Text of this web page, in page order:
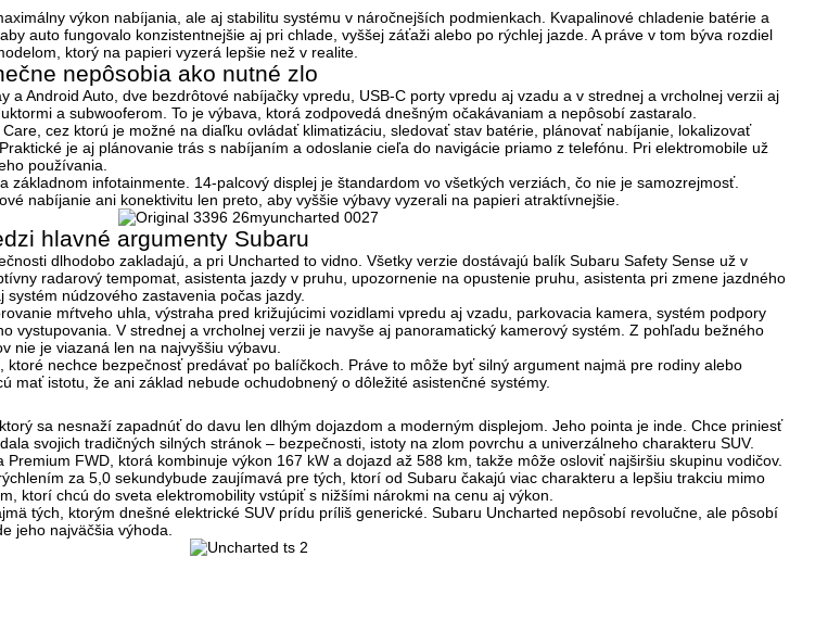
výkon nabíjania, ale aj stabilitu systému v náročnejších podmienkach. Kvapalinové chladenie batérie a
auto fungovalo konzistentnejšie aj pri chlade, vyššej záťaži alebo po rýchlej jazde. A práve v tom býva rozdiel
ktorý na papieri vyzerá lepšie než v realite.
nepôsobia ako nutné zlo
a Android Auto , dve bezdrôtové nabíjačky vpredu, USB-C porty vpredu aj vzadu a v strednej a vrcholnej verzii aj
a subwooferom . To je výbava, ktorá zodpovedá dnešným očakávaniam a nepôsobí zastaralo.
Care , cez ktorú je možné na diaľku ovládať klimatizáciu, sledovať stav batérie, plánovať nabíjanie, lokalizovať
je aj plánovanie trás s nabíjaním a odoslanie cieľa do navigácie priamo z telefónu. Pri elektromobile už
používania.
základnom infotainmente. 14-palcový displej je štandardom vo všetkých verziách , čo nie je samozrejmosť.
nabíjanie ani konektivitu len preto, aby vyššie výbavy vyzerali na papieri atraktívnejšie.
hlavné argumenty Subaru
dlhodobo zakladajú, a pri Uncharted to vidno. Všetky verzie dostávajú balík Subaru Safety Sense už v
radarový tempomat, asistenta jazdy v pruhu, upozornenie na opustenie pruhu, asistenta pri zmene jazdného
núdzového zastavenia počas jazdy.
mŕtveho uhla, výstraha pred križujúcimi vozidlami vpredu aj vzadu, parkovacia kamera, systém podpory
vystupovania . V strednej a vrcholnej verzii je navyše aj panoramatický kamerový systém . Z pohľadu bežného
nie je viazaná len na najvyššiu výbavu.
nechce bezpečnosť predávať po balíčkoch. Práve to môže byť silný argument najmä pre rodiny alebo
mať istotu, že ani základ nebude ochudobnený o dôležité asistenčné systémy.
sa nesnaží zapadnúť do davu len dlhým dojazdom a moderným displejom. Jeho pointa je inde. Chce priniesť
svojich tradičných silných stránok – bezpečnosti, istoty na zlom povrchu a univerzálneho charakteru SUV.
Premium FWD , ktorá kombinuje výkon 167 kW a dojazd až 588 km , takže môže osloviť najširšiu skupinu vodičov.
za 5,0 sekundybude zaujímavá pre tých, ktorí od Subaru čakajú viac charakteru a lepšiu trakciu mimo
ktorí chcú do sveta elektromobility vstúpiť s nižšími nárokmi na cenu aj výkon.
tých, ktorým dnešné elektrické SUV prídu príliš generické. Subaru Uncharted nepôsobí revolučne, ale pôsobí
jeho najväčšia výhoda.